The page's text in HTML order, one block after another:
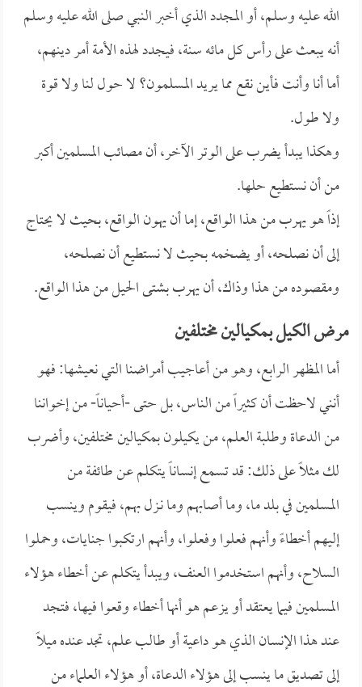
الله عليه وسلم، أو المجدد الذي أخبر النبي صلى الله عليه وسلم
أنه يبعث على رأس كل مائه سنة، فيجدد لهذه الأمة أمر دينهم،
أما أنا وأنت فأين نقع مما يريد المسلمون؟ لا حول لنا ولا قوة
ولا طول.
وهكذا يبدأ يضرب على الوتر الآخر، أن مصائب المسلمين أكبر
من أن نستطيع حلها.
إذاً هو يهرب من هذا الواقع، إما أن يهون الواقع، بحيث لا يحتاج
إلى أن نصلحه، أو يضخمه بحيث لا نستطيع أن نصلحه،
ومقصوده من هذا وذاك، أن يهرب بشتى الحيل من هذا الواقع.
مرض الكيل بمكيالين مختلفين
أما المظهر الرابع، وهو من أعاجيب أمراضنا التي نعيشها: فهو
أنني لاحظت أن كثيراً من الناس، بل حتى -أحياناً- من إخواننا
من الدعاة وطلبة العلم، من يكيلون بمكيالين مختلفين، وأضرب
لك مثلاً على ذلك: قد تسمع إنساناً يتكلم عن طائفة من
المسلمين في بلد ما، وما أصابهم وما نـزل بهم، فيقوم وينسب
إليهم أخطاءً وأنهم فعلوا وفعلوا، وأنهم ارتكبوا جنايات، وحملوا
السلاح، وأنهم استخدموا العنف، ويبدأ يتكلم عن أخطاء هؤلاء
المسلمين فيما يعتقد أو يزعم هو أنها أخطاء وقعوا فيها، فتجد
عند هذا الإنسان الذي هو داعية أو طالب علم، تجد عنده ميلاً
إلى تصديق ما ينسب إلى هؤلاء الدعاة، أو هؤلاء العلماء من